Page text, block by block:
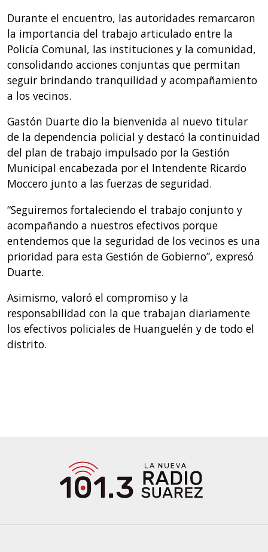
Durante el encuentro, las autoridades remarcaron
la importancia del trabajo articulado entre la
Policía Comunal, las instituciones y la comunidad,
consolidando acciones conjuntas que permitan
seguir brindando tranquilidad y acompañamiento
a los vecinos.
Gastón Duarte dio la bienvenida al nuevo titular
de la dependencia policial y destacó la continuidad
del plan de trabajo impulsado por la Gestión
Municipal encabezada por el Intendente Ricardo
Moccero junto a las fuerzas de seguridad.
“Seguiremos fortaleciendo el trabajo conjunto y
acompañando a nuestros efectivos porque
entendemos que la seguridad de los vecinos es una
prioridad para esta Gestión de Gobierno”, expresó
Duarte.
Asimismo, valoró el compromiso y la
responsabilidad con la que trabajan diariamente
los efectivos policiales de Huanguelén y de todo el
distrito.